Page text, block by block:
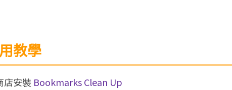
教學
店安裝 Bookmarks Clean Up